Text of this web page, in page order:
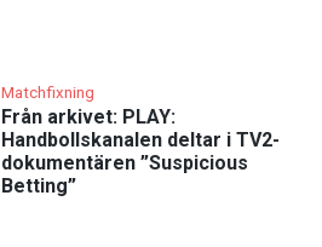
Matchfixning
Från arkivet: PLAY:
Handbollskanalen deltar i TV2-
dokumentären ”Suspicious
Betting”